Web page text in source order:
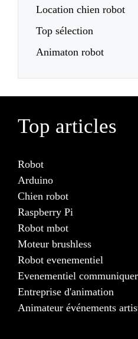
Location chien robot
Top sélection
Animaton robot
Top articles
Robot
Arduino
Chien robot
Raspberry Pi
Robot mbot
Moteur brushless
Robot evenementiel
Evenementiel
Entreprise d'animation
Animateur événements